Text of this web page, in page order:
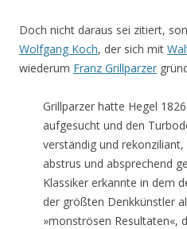
Doch nicht daraus sei zitiert,
Wolfgang Koch, der sich mit
wiederum Franz Grillparzer
Grillparzer hatte Hegel
aufgesucht und den
verständig und
abstrus und absprechend
Klassiker erkannte in dem
der größten Denkkünstler
»monströsen Resultaten«,